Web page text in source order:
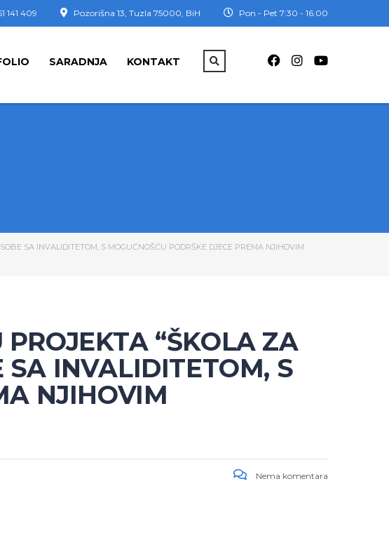
Pon - Pet 7:30 - 16:00
Pozorišna 13, Tuzla 75000, BiH
141 409
SARADNJA KONTAKT
SA INVALIDITETOM, S MOGUĆNOŠĆU PODRŠKE DJECE PREMA NJIHOVIM
“ŠKOLA ZA
SA INVALIDITETOM, S
NJIHOVIM
Nema komentara